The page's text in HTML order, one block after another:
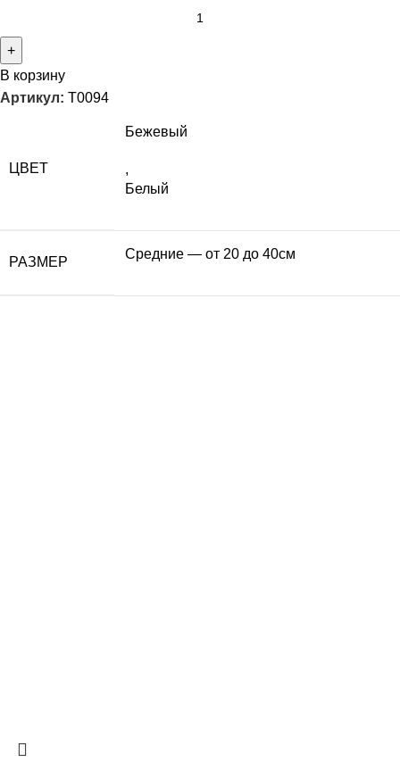
В корзину
Артикул: T0094
ЦВЕТ
Бежевый
,
Белый
РАЗМЕР
Средние — от 20 до 40см